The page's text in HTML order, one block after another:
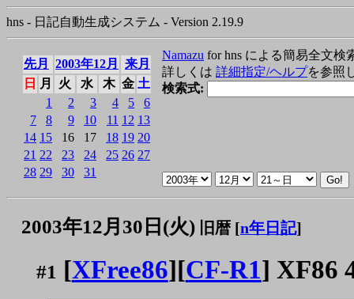
hns - 日記自動生成システム - Version 2.19.9
先月 2003年12月
来月
日
月 火 水 木 金 土
1
2 3 4 5
6
7
8 9 10 11 12 13
14 15 16 17 18 19 20
21 22 23 24 25 26 27
28 29 30 31
Namazu for hns による簡易全文検
詳しくは 詳細指定/ヘルプを参照
検索式:
2003年12月30日(火) 旧暦 [n年日記]
#1 [XFree86][CF-R1] XF86